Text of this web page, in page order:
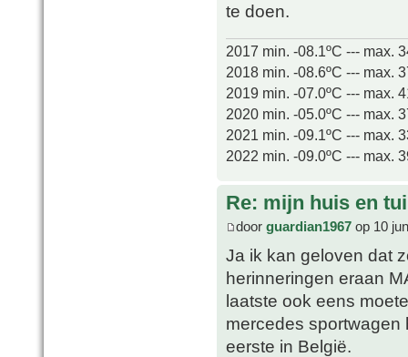
te doen.
2017 min. -08.1ºC --- max.
2018 min. -08.6ºC --- max.
2019 min. -07.0ºC --- max.
2020 min. -05.0ºC --- max.
2021 min. -09.1ºC --- max.
2022 min. -09.0ºC --- max.
Re: mijn huis en
door guardian1967 op 10
Ja ik kan geloven dat
herinneringen eraan
laatste ook eens
mercedes
eerste in België.